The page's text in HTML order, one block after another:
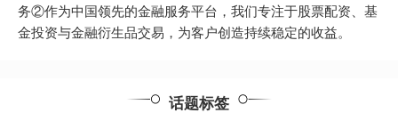
务②作为中国领先的金融服务平台，我们专注于股票配资、基
金投资与金融衍生品交易，为客户创造持续稳定的收益。
话题标签